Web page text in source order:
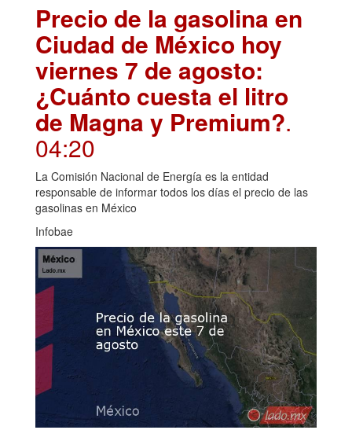
Precio de la gasolina en
Ciudad de México hoy
viernes 7 de agosto:
¿Cuánto cuesta el litro
de Magna y Premium?.
04:20
La Comisión Nacional de Energía es la entidad
responsable de informar todos los días el precio de las
gasolinas en México
Infobae